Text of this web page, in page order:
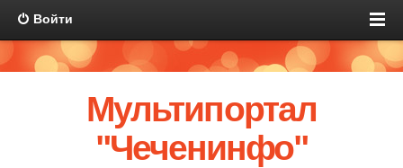
Войти
Мультипортал
"Чеченинфо"